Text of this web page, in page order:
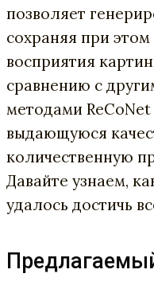
позволяет
сохраняя при
восприятия
сравнению с
методами
выдающуюся
количественную
Давайте узнаем,
удалось достичь